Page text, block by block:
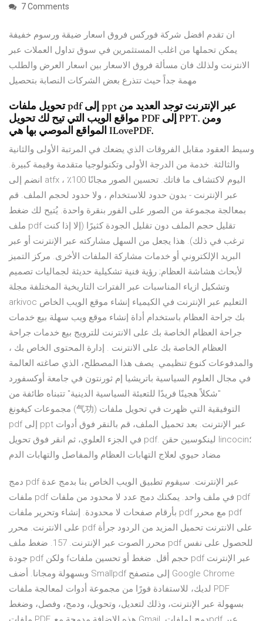
7 Comments
ان تقدم افضل شركة فوركس فروق اسعار ضيقة ورسوم خفيفة
يمكن تحملها من اغلب المستثمرين في سوق تداول العملات عبر
الانترنت ولذلك فان مسألة فروق الاسعار بين اسعار العرض والطلب
مهمة جداً حيث تتذرع بعض الشركات النصابة بتحصيل
تحويل ملفات pdf إلى ppt عبر الإنترنت توجد العديد من
مواقع الويب التي تيح لك تحويل PDF إلى PPT. ومن
المواقع الموصي بها هي ILovePDF.
وسيط العقود مقابل الفروقات الذي يضعك في المرتبة الأولى والثانية
والثالثة. خدمة من الدرجة الأولى وتكنولوجيا متقدمة وقيمة كبيرة.
انضم إلى atfx اليوم لاكتشاف ما فاتك. تحسين الصور مجانًا 100٪ ،
عبر الإنترنت - بدون حدود للاستخدام ، ولا حدود لحجم الملف. قم
بمعالجة مجموعة من الصور على الفور بنقرة واحدة. يُتيح لك ضغط
ملف pdf تقليل حجم الملف دون تقليل الجودة كثيرًا (إلا إذا كنت
ترغب في ذلك). هذا يجعل من السهل مشاركته عبر الإنترنت أو عبر
البريد الإلكتروني أو خدمات مشاركة الملفات الأخرى. مركز التميز
لأبحاث هشاشة العظام; رؤية فنية تشكيلية حديثة لجماليات تصميم
وتشكيل ازياء المناسبات عبر الفترات التاريخية المختلفة مجلة
arkivoc التعليم عبر الإنترنت في الكيمياء إنشاء موقع الويب الخاص
بك جراحة العظام باستخدام أداة إنشاء موقع ويب سهلة بيع خدمات
جراحة العظام الخاصة بك على الانترنت للترويج بيع خدمات جراحة
العظام الخاصة بك على الانترنت . إدارة المحتوى الخاص بك ،
والمدفوعات كنوع تنظيمي. يصف هذا المصطلح، الذي صاغته العالمة
في مجال العلوم السياسية باتريشيا إم ثورنتون في جامعة أوكسفورد
"شكلاً هجينًا فريدًا للتعبئة السياسية الدينية" تتبناه طائفة من
مجموعات كيغونغ (气功) التوفيقية التي ظهرت في تحويل ملفات
pdf إلى ppt عبر الإنترنت. بعد تحميل الملف، قم بالنقر فوق أدوات
في الجزء العلوي، ثم انقر فوق تحويل pdf. لينكوسين حقن lincocin؛
مضاد حيوي لعلاج التهابات العظام والمفاصل والتهابات الدم
دمج pdf عبر الإنترنت. سيقوم تطبيق الويب الخاص بنا بدمج عدة
ملفات pdf في ملف واحد. يمكنك دمج عدد لا محدود من ملفات pdf
بأرقام صفحات لا محدودة. إنشاء وتحرير ملفات pdf مع محرر pdf
على الانترنت. محرر pdf على الانترنت تحميل المزيد من الردود جرأة
محرر الصوت عبر الإنترنت. 157. ضغط ملف pdf للحصول على نفس
جودة pdf ولكن fحجم أقل. ضغط أو تحسين ملفات pdf عبر الإنترنت
وبسهولة ومجانا. أضف Smallpdf إلى متصفح Google Chrome
لديك، للاستفادة فورًا من مجموعة أدوات لمعالجة ملفات PDF
بسهولة عبر الإنترنت، وذلك لتعديل، وتحويل، ودمج، وفصل، وضغط